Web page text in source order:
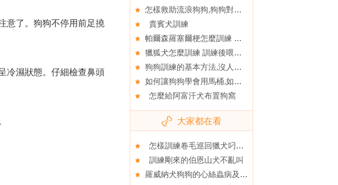
意了。狗狗不停用前足撓
冷濕狀態。仔細檢查鼻頭
怎樣救助流浪狗狗,狗狗對聲音敏感怎麼辦
貴賓犬訓練
帕爾森羅塞爾梗怎麼訓練 上廁所訓練方法
獵狐犬怎麼訓練 訓練後喂食不可操之過急
狗狗訓練的基本方法,沒人照顧的狗狗
如何讓狗狗學會用馬桶,如何培養狗定時定點大小便
怎麼給阿富汗犬布置狗窩
大家都在看
怎樣訓練卷毛巡回獵犬叼東西
訓練剛來的伯恩山犬不亂叫
羅威納犬狗狗的心絲蟲病及養護常識